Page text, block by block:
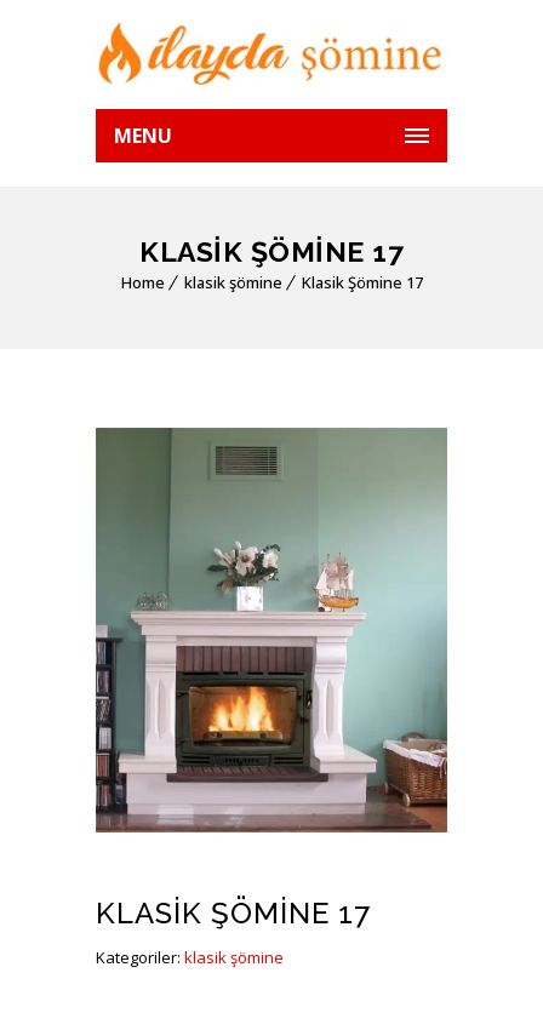
MENU
KLASIK ŞÖMINE 17
Home klasik şömine Klasik Şömine 17
KLASIK ŞÖMINE 17
Kategoriler: klasik şömine